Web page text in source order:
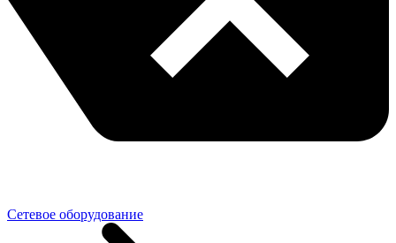
Сетевое оборудование